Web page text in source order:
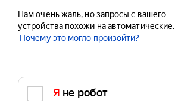
Нам очень жаль, но запросы с вашего
устройства похожи на автоматические.
Почему это могло произойти?
Я не робот